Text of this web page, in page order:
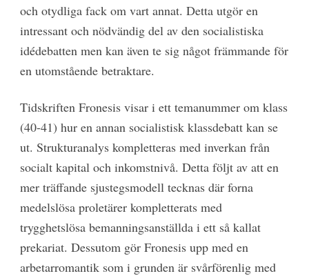
och otydliga fack om vart annat. Detta utgör en
intressant och nödvändig del av den socialistiska
idédebatten men kan även te sig något främmande för
en utomstående betraktare.
Tidskriften Fronesis visar i ett temanummer om klass
(40-41) hur en annan socialistisk klassdebatt kan se
ut. Strukturanalys kompletteras med inverkan från
socialt kapital och inkomstnivå. Detta följt av att en
mer träffande sjustegsmodell tecknas där forna
medelslösa proletärer kompletterats med
trygghetslösa bemanningsanställda i ett så kallat
prekariat. Dessutom gör Fronesis upp med en
arbetarromantik som i grunden är svårförenlig med